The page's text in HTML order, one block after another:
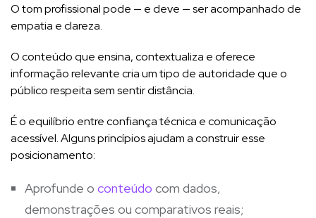
O tom profissional pode — e deve — ser acompanhado de
empatia e clareza.
O conteúdo que ensina, contextualiza e oferece
informação relevante cria um tipo de autoridade que o
público respeita sem sentir distância.
É o equilíbrio entre confiança técnica e comunicação
acessível. Alguns princípios ajudam a construir esse
posicionamento:
Aprofunde o conteúdo com dados,
demonstrações ou comparativos reais;